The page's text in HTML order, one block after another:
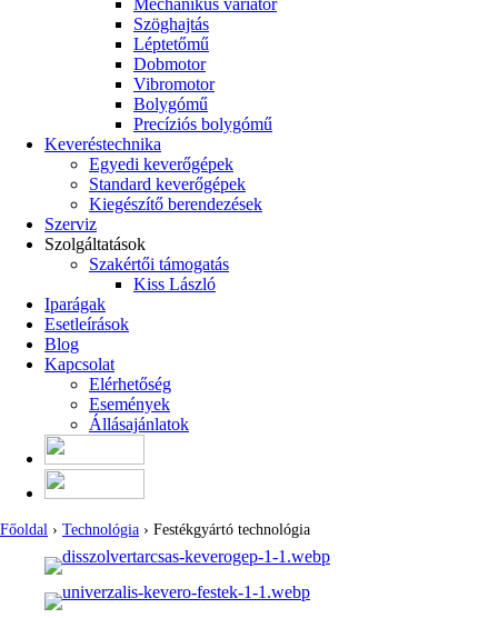
Mechanikus variátor
Szöghajtás
Léptetőmű
Dobmotor
Vibromotor
Bolygómű
Precíziós bolygómű
Keveréstechnika
Egyedi keverőgépek
Standard keverőgépek
Kiegészítő berendezések
Szerviz
Szolgáltatások
Szakértői támogatás
Kiss László
Iparágak
Esetleírások
Blog
Kapcsolat
Elérhetőség
Események
Állásajánlatok
Főoldal › Technológia › Festékgyártó technológia